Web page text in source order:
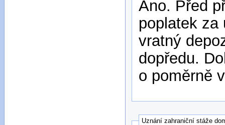
Ano. Před
poplatek za
vratný
dopředu.
o poměrně
Uznání zahraniční stáže